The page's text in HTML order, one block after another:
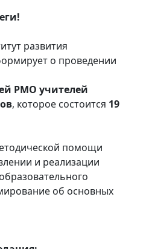
развития
о проведении
РМО учителей
, которое состоится 19
помощи
и реализации
об основных